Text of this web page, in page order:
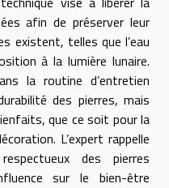
afin de préserver leur
existent, telles que l’eau
à la lumière lunaire.
la routine d’entretien
des pierres, mais
que ce soit pour la
L’expert rappelle
des pierres
sur le bien-être